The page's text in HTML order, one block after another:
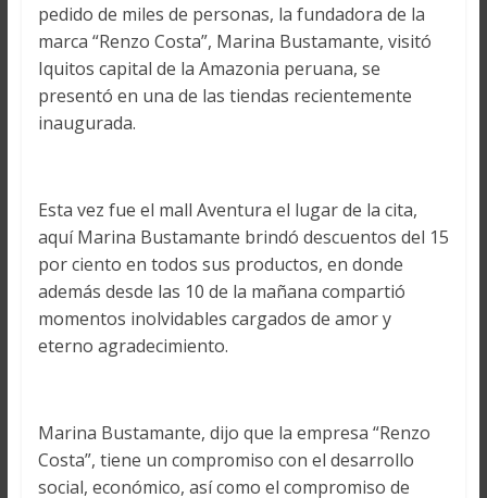
pedido de miles de personas, la fundadora de la
marca “Renzo Costa”, Marina Bustamante, visitó
Iquitos capital de la Amazonia peruana, se
presentó en una de las tiendas recientemente
inaugurada.
Esta vez fue el mall Aventura el lugar de la cita,
aquí Marina Bustamante brindó descuentos del 15
por ciento en todos sus productos, en donde
además desde las 10 de la mañana compartió
momentos inolvidables cargados de amor y
eterno agradecimiento.
Marina Bustamante, dijo que la empresa “Renzo
Costa”, tiene un compromiso con el desarrollo
social, económico, así como el compromiso de